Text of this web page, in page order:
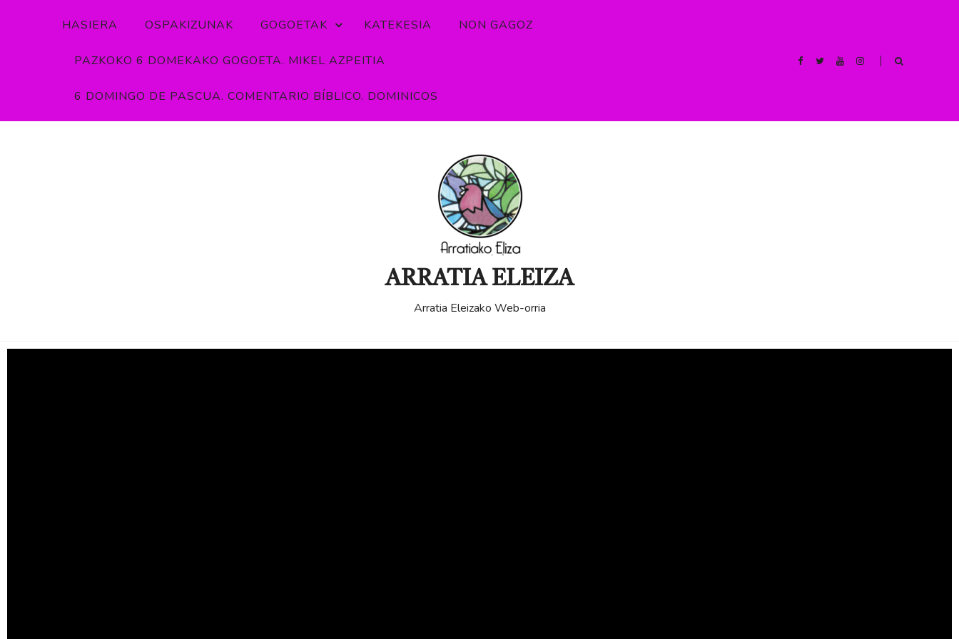
HASIERA OSPAKIZUNAK GOGOETAK KATEKESIA NON GAGOZ
PAZKOKO 6 DOMEKAKO GOGOETA. MIKEL AZPEITIA
6 DOMINGO DE PASCUA. COMENTARIO BÍBLICO. DOMINICOS
ARRATIA ELEIZA
Arratia Eleizako Web-orria